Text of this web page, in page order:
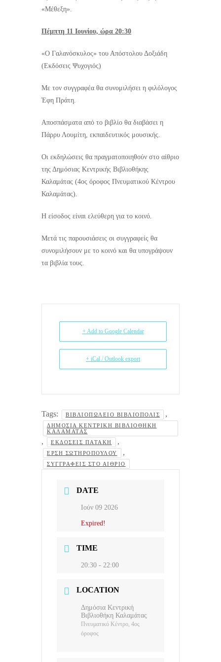
«Μέθεξη».
Πέμπτη 11 Ιουνίου, ώρα 20:30
«Ο Γαλανόσκυλος» του Απόστολου Δοξιάδη
(Εκδόσεις Ψυχογιός)
Με τον συγγραφέα θα συνομιλήσει η φιλόλογος
Έφη Πράτη.
Αποσπάσματα από το βιβλίο θα διαβάσει η
Πάρρυ Λουμίτη, εκπαιδευτικός μουσικής.
Οι εκδηλώσεις θα πραγματοποιηθούν στο αίθριο
της Δημόσιας Κεντρικής Βιβλιοθήκης
Καλαμάτας (4ος όροφος Πνευματικού Κέντρου
Καλαμάτας).
Η είσοδος είναι ελεύθερη για το κοινό.
Μετά τις παρουσιάσεις οι συγγραφείς θα
συνομιλήσουν με το κοινό και θα υπογράψουν
τα βιβλία τους.
+ Add to Google Calendar
+ iCal / Outlook export
Tags: ΒΙΒΛΙΟΠΩΛΕΊΟ ΒΙΒΛΙΟΠΟΛΙΣ ,
ΔΗΜΌΣΙΑ ΚΕΝΤΡΙΚΉ ΒΙΒΛΙΟΘΉΚΗ
ΚΑΛΑΜΆΤΑΣ
, ΕΚΔΌΣΕΙΣ ΠΑΤΆΚΗ ,
ΈΡΣΗ ΣΩΤΗΡΟΠΟΎΛΟΥ ,
ΣΥΓΓΡΑΦΕΊΣ ΣΤΟ ΑΊΘΡΙΟ
DATE
Ιούν 09 2026
Expired!
TIME
20:30 - 22:00
LOCATION
Δημόσια Κεντρική
Βιβλιοθήκη Καλαμάτας
Πνευματικό Κέντρο, 4ος
όροφος